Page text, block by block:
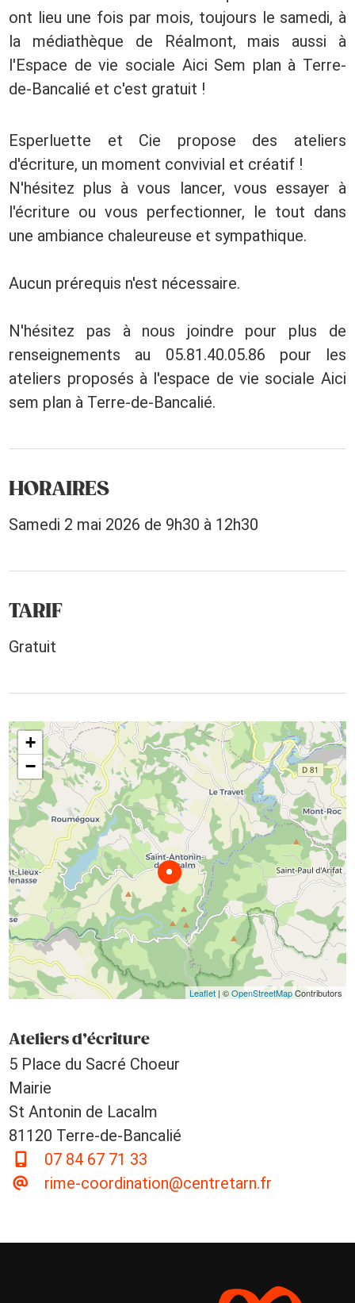
ont lieu une fois par mois, toujours le samedi, à
la médiathèque de Réalmont, mais aussi à
l'Espace de vie sociale Aici Sem plan à Terre-
de-Bancalié et c'est gratuit !
Esperluette et Cie propose des ateliers
d'écriture, un moment convivial et créatif !
N'hésitez plus à vous lancer, vous essayer à
l'écriture ou vous perfectionner, le tout dans
une ambiance chaleureuse et sympathique.
Aucun prérequis n'est nécessaire.
N'hésitez pas à nous joindre pour plus de
renseignements au 05.81.40.05.86 pour les
ateliers proposés à l'espace de vie sociale Aici
sem plan à Terre-de-Bancalié.
HORAIRES
Samedi 2 mai 2026 de 9h30 à 12h30
TARIF
Gratuit
+
−
Leaflet| ©OpenStreetMapContributors
Ateliers d’écriture
5 Place du Sacré Choeur
Mairie
St Antonin de Lacalm
81120 Terre-de-Bancalié
07 84 67 71 33
rime-coordination@centretarn.fr